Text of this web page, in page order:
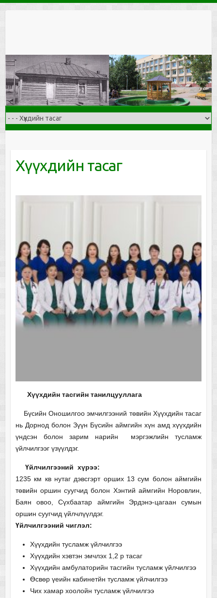
Хүүхдийн тасаг
Хүүхдийн тасгийн танилцууллага
Бүсийн Оношилгоо эмчилгээний төвийн Хүүхдийн тасаг
нь Дорнод болон Зүүн Бүсийн аймгийн хүн амд хүүхдийн
үндсэн болон зарим нарийн мэргэжлийн тусламж
үйлчилгээг үзүүлдэг.
Үйлчилгээний хүрээ:
1235 км кв нутаг дэвсгэрт орших 13 сум болон аймгийн
төвийн оршин суугчид болон Хэнтий аймгийн Норовлин,
Баян овоо, Сүхбаатар аймгийн Эрдэнэ-цагаан сумын
оршин суугчид үйлчлүүлдэг.
Үйлчилгээний чиглэл:
Хүүхдийн тусламж үйлчилгээ
Хүүхдийн хэвтэн эмчлэх 1,2 р тасаг
Хүүхдийн амбулаторийн тасгийн тусламж үйлчилгээ
Өсвөр үеийн кабинетйн тусламж үйлчилгээ
Чих хамар хоолойн тусламж үйлчилгээ